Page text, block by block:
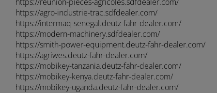
East and Pacific (English)
Vertragshändler suchen
https://agro-industrie-trac.sdfdealer.com/
https://intermaq-senegal.deutz-fahr-dealer.com/
https://modern-machinery.sdfdealer.com/
https://smith-power-equipment.deutz-fahr-dealer.com/
https://agriwes.deutz-fahr-dealer.com/
https://mobikey-tanzania.deutz-fahr-dealer.com/
https://mobikey-kenya.deutz-fahr-dealer.com/
https://mobikey-uganda.deutz-fahr-dealer.com/